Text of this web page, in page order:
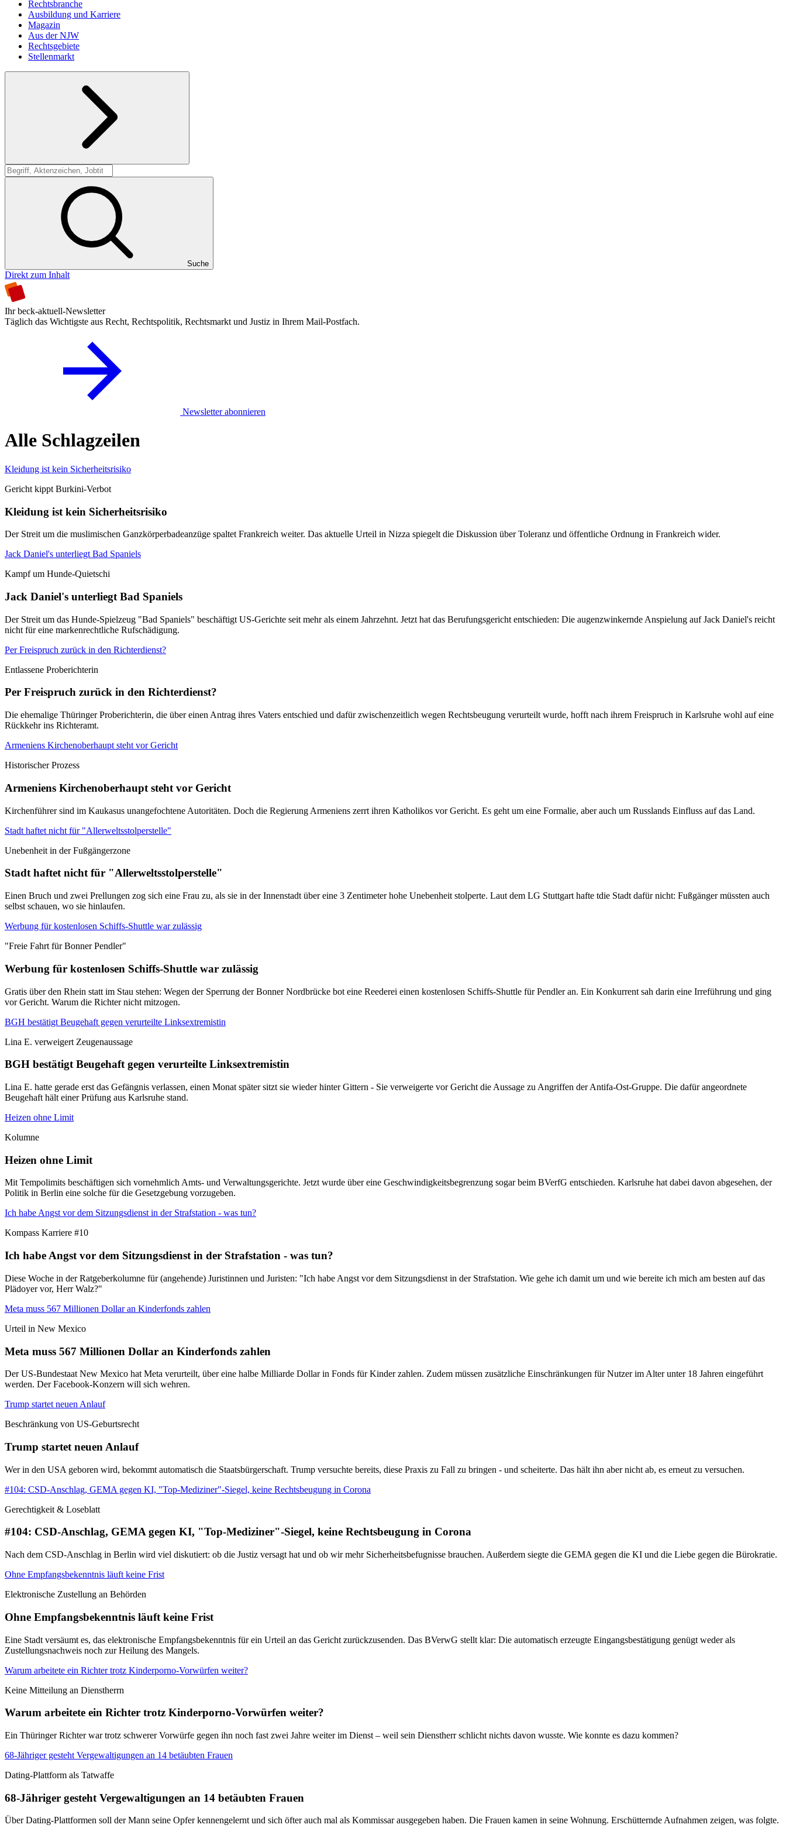
Rechtsbranche
Ausbildung und Karriere
Magazin
Aus der NJW
Rechtsgebiete
Stellenmarkt
Suche
Suche
Direkt zum Inhalt
Ihr beck-aktuell-Newsletter
Täglich das Wichtigste aus Recht, Rechtspolitik, Rechtsmarkt und Justiz in Ihrem Mail-Postfach.
Newsletter abonnieren
Alle Schlagzeilen
Kleidung ist kein Sicherheitsrisiko
Gericht kippt Burkini-Verbot
Kleidung ist kein Sicherheitsrisiko
Der Streit um die muslimischen Ganzkörperbadeanzüge spaltet Frankreich weiter. Das aktuelle Urteil in Nizza spiegelt die Diskussion über Toleranz und öffentliche Ordnung in Frankreich wider.
Jack Daniel's unterliegt Bad Spaniels
Kampf um Hunde-Quietschi
Jack Daniel's unterliegt Bad Spaniels
Der Streit um das Hunde-Spielzeug "Bad Spaniels" beschäftigt US-Gerichte seit mehr als einem Jahrzehnt. Jetzt hat das Berufungsgericht entschieden: Die augenzwinkernde Anspielung auf Jack Daniel's reicht
nicht für eine markenrechtliche Rufschädigung.
Per Freispruch zurück in den Richterdienst?
Entlassene Proberichterin
Per Freispruch zurück in den Richterdienst?
Die ehemalige Thüringer Proberichterin, die über einen Antrag ihres Vaters entschied und dafür zwischenzeitlich wegen Rechtsbeugung verurteilt wurde, hofft nach ihrem Freispruch in Karlsruhe wohl auf eine
Rückkehr ins Richteramt.
Armeniens Kirchenoberhaupt steht vor Gericht
Historischer Prozess
Armeniens Kirchenoberhaupt steht vor Gericht
Kirchenführer sind im Kaukasus unangefochtene Autoritäten. Doch die Regierung Armeniens zerrt ihren Katholikos vor Gericht. Es geht um eine Formalie, aber auch um Russlands Einfluss auf das Land.
Stadt haftet nicht für "Allerweltsstolperstelle"
Unebenheit in der Fußgängerzone
Stadt haftet nicht für "Allerweltsstolperstelle"
Einen Bruch und zwei Prellungen zog sich eine Frau zu, als sie in der Innenstadt über eine 3 Zentimeter hohe Unebenheit stolperte. Laut dem LG Stuttgart hafte tdie Stadt dafür nicht: Fußgänger müssten auch
selbst schauen, wo sie hinlaufen.
Werbung für kostenlosen Schiffs-Shuttle war zulässig
"Freie Fahrt für Bonner Pendler"
Werbung für kostenlosen Schiffs-Shuttle war zulässig
Gratis über den Rhein statt im Stau stehen: Wegen der Sperrung der Bonner Nordbrücke bot eine Reederei einen kostenlosen Schiffs-Shuttle für Pendler an. Ein Konkurrent sah darin eine Irreführung und ging
vor Gericht. Warum die Richter nicht mitzogen.
BGH bestätigt Beugehaft gegen verurteilte Linksextremistin
Lina E. verweigert Zeugenaussage
BGH bestätigt Beugehaft gegen verurteilte Linksextremistin
Lina E. hatte gerade erst das Gefängnis verlassen, einen Monat später sitzt sie wieder hinter Gittern - Sie verweigerte vor Gericht die Aussage zu Angriffen der Antifa-Ost-Gruppe. Die dafür angeordnete
Beugehaft hält einer Prüfung aus Karlsruhe stand.
Heizen ohne Limit
Kolumne
Heizen ohne Limit
Mit Tempolimits beschäftigen sich vornehmlich Amts- und Verwaltungsgerichte. Jetzt wurde über eine Geschwindigkeitsbegrenzung sogar beim BVerfG entschieden. Karlsruhe hat dabei davon abgesehen, der
Politik in Berlin eine solche für die Gesetzgebung vorzugeben.
Ich habe Angst vor dem Sitzungsdienst in der Strafstation - was tun?
Kompass Karriere #10
Ich habe Angst vor dem Sitzungsdienst in der Strafstation - was tun?
Diese Woche in der Ratgeberkolumne für (angehende) Juristinnen und Juristen: "Ich habe Angst vor dem Sitzungsdienst in der Strafstation. Wie gehe ich damit um und wie bereite ich mich am besten auf das
Plädoyer vor, Herr Walz?"
Meta muss 567 Millionen Dollar an Kinderfonds zahlen
Urteil in New Mexico
Meta muss 567 Millionen Dollar an Kinderfonds zahlen
Der US-Bundestaat New Mexico hat Meta verurteilt, über eine halbe Milliarde Dollar in Fonds für Kinder zahlen. Zudem müssen zusätzliche Einschränkungen für Nutzer im Alter unter 18 Jahren eingeführt
werden. Der Facebook-Konzern will sich wehren.
Trump startet neuen Anlauf
Beschränkung von US-Geburtsrecht
Trump startet neuen Anlauf
Wer in den USA geboren wird, bekommt automatisch die Staatsbürgerschaft. Trump versuchte bereits, diese Praxis zu Fall zu bringen - und scheiterte. Das hält ihn aber nicht ab, es erneut zu versuchen.
#104: CSD-Anschlag, GEMA gegen KI, "Top-Mediziner"-Siegel, keine Rechtsbeugung in Corona
Gerechtigkeit & Loseblatt
#104: CSD-Anschlag, GEMA gegen KI, "Top-Mediziner"-Siegel, keine Rechtsbeugung in Corona
Nach dem CSD-Anschlag in Berlin wird viel diskutiert: ob die Justiz versagt hat und ob wir mehr Sicherheitsbefugnisse brauchen. Außerdem siegte die GEMA gegen die KI und die Liebe gegen die Bürokratie.
Ohne Empfangsbekenntnis läuft keine Frist
Elektronische Zustellung an Behörden
Ohne Empfangsbekenntnis läuft keine Frist
Eine Stadt versäumt es, das elektronische Empfangsbekenntnis für ein Urteil an das Gericht zurückzusenden. Das BVerwG stellt klar: Die automatisch erzeugte Eingangsbestätigung genügt weder als
Zustellungsnachweis noch zur Heilung des Mangels.
Warum arbeitete ein Richter trotz Kinderporno-Vorwürfen weiter?
Keine Mitteilung an Dienstherrn
Warum arbeitete ein Richter trotz Kinderporno-Vorwürfen weiter?
Ein Thüringer Richter war trotz schwerer Vorwürfe gegen ihn noch fast zwei Jahre weiter im Dienst – weil sein Dienstherr schlicht nichts davon wusste. Wie konnte es dazu kommen?
68-Jähriger gesteht Vergewaltigungen an 14 betäubten Frauen
Dating-Plattform als Tatwaffe
68-Jähriger gesteht Vergewaltigungen an 14 betäubten Frauen
Über Dating-Plattformen soll der Mann seine Opfer kennengelernt und sich öfter auch mal als Kommissar ausgegeben haben. Die Frauen kamen in seine Wohnung. Erschütternde Aufnahmen zeigen, was folgte.